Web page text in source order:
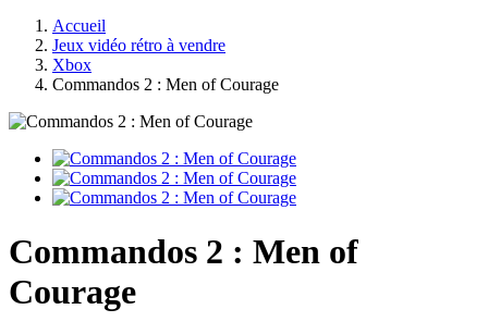
Accueil
Jeux vidéo rétro à vendre
Xbox
Commandos 2 : Men of Courage
Commandos 2 : Men of
Courage